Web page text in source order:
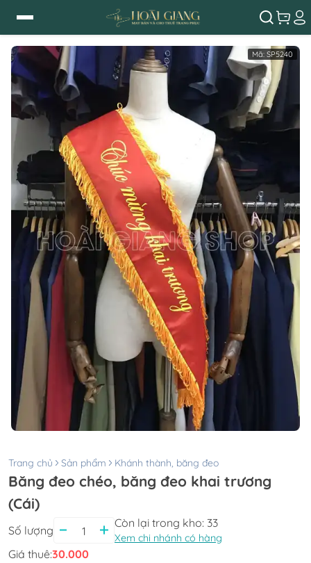
Mã: SP5240
Trang chủ Sản phẩm Khánh thành, băng đeo
Băng đeo chéo, băng đeo khai trương
(Cái)
Số lượng
Còn lại trong kho: 33
Xem chi nhánh có hàng
Giá thuê:30.000